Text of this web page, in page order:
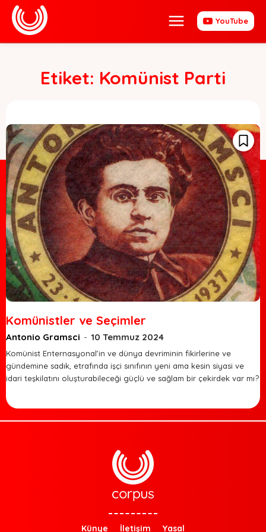
YouTube
Etiket: Komünist Parti
Komünistler ve Seçimler
Antonio Gramsci - 10 Temmuz 2024
Komünist Enternasyonal’in ve dünya devriminin fikirlerine ve
gündemine sadık, etrafında işçi sınıfının yeni ama kesin siyasi ve
idari teşkilatını oluşturabileceği güçlü ve sağlam bir çekirdek var mı?
Künye İletişim Yasal